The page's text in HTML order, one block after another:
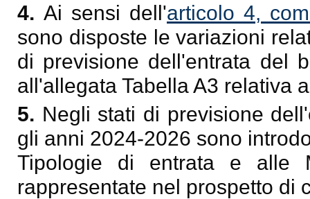
4. Ai sensi dell'articolo 4,
sono disposte le variazioni
di previsione dell'entrata del
all'allegata Tabella A3 relativa
5. Negli stati di previsione
gli anni 2024-2026 sono
Tipologie di entrata e alle
rappresentate nel prospetto di